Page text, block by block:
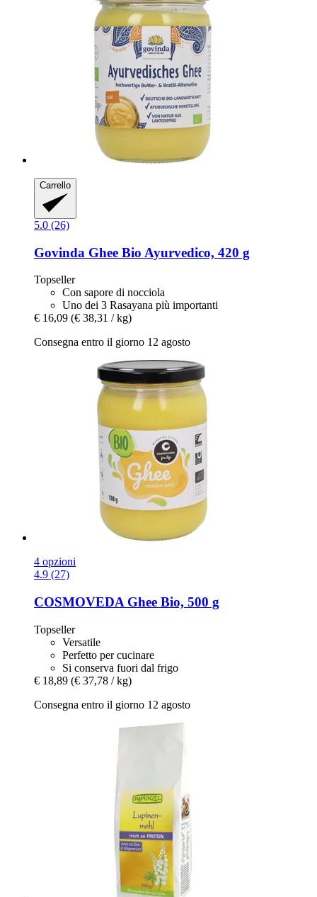
Carrello
5.0 (26)
Govinda Ghee Bio Ayurvedico, 420 g
Topseller
Con sapore di nocciola
Uno dei 3 Rasayana più importanti
€ 16,09 (€ 38,31 / kg)
Consegna entro il giorno 12 agosto
4 opzioni
4.9 (27)
COSMOVEDA Ghee Bio, 500 g
Topseller
Versatile
Perfetto per cucinare
Si conserva fuori dal frigo
€ 18,89 (€ 37,78 / kg)
Consegna entro il giorno 12 agosto